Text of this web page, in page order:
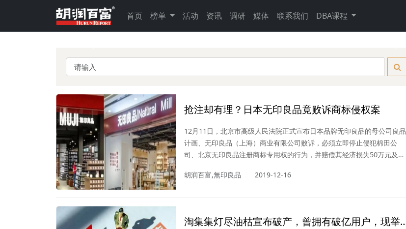
首页 榜单 活动 资讯 调研 媒体 联系我们 DBA课程
抢注却有理？日本无印良品竟败诉商标侵权案
12月11日，北京市高级人民法院正式宣布日本品牌无印良品的母公司良品
计画、无印良品（上海）商业有限公司败诉，必须立即停止侵犯棉田公
司、北京无印良品注册商标专用权的行为，并赔偿其经济损失50万元及合
胡润百富,無印良品
2019-12-16
淘集集灯尽油枯宣布破产，曾拥有破亿用户，现举